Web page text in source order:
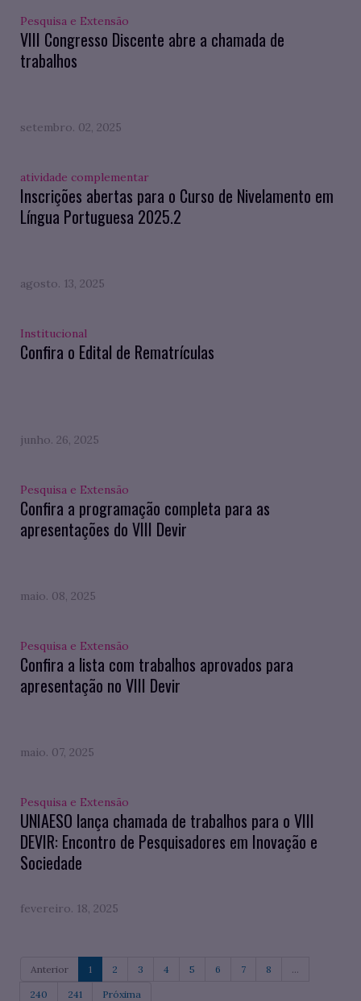
Pesquisa e Extensão
VIII Congresso Discente abre a chamada de
trabalhos
setembro. 02, 2025
atividade complementar
Inscrições abertas para o Curso de Nivelamento em
Língua Portuguesa 2025.2
agosto. 13, 2025
Institucional
Confira o Edital de Rematrículas
junho. 26, 2025
Pesquisa e Extensão
Confira a programação completa para as
apresentações do VIII Devir
maio. 08, 2025
Pesquisa e Extensão
Confira a lista com trabalhos aprovados para
apresentação no VIII Devir
maio. 07, 2025
Pesquisa e Extensão
UNIAESO lança chamada de trabalhos para o VIII
DEVIR: Encontro de Pesquisadores em Inovação e
Sociedade
fevereiro. 18, 2025
Anterior 1 2 3 4 5 6 7 8 ...
240 241 Próxima